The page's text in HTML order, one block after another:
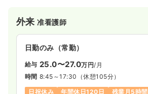
外来准看護師
日勤のみ（常勤）
給与 25.0〜27.0万円/月
時間 8:45～17:30 （休憩105分）
日祝休み
年間休日120日 残業月5時間